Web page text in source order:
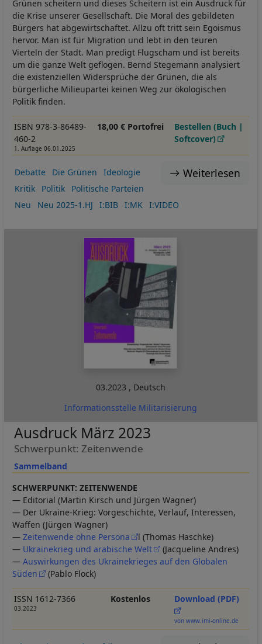
Grünen scheitern und dieses Scheitern ist ein Ausdruck für
die Krise unserer Gesellschaft. Die Moral des gebildeten
Bürgers hat abgewirtschaftet. Allzu oft tritt sein Egoismus
hervor. Man ist für Migration und lebt in den teuren
Vierteln der Stadt. Man predigt Flugscham und ist bereits
um die ganze Welt geflogen. Bernd Stegemann analysiert
die existenziellen Widersprüche der Grünen, die als
bürgerliche Milieupartei keinen Weg zur ökologischen
Politik finden.
ISBN 978-3-86489-
460-2
1. Auflage 06.01.2025
18,00 € Portofrei
Bestellen (Buch |
Softcover)
Weiterlesen
Debatte Die Grünen
Ideologie
Kritik
Politik
Politische Parteien
Neu
Neu 2025-1.HJ I:BIB I:MK I:VIDEO
03.2023 , Deutsch
Informationsstelle Militarisierung
Sammelband
Ausdruck März 2023
Schwerpunkt: Zeitenwende
SCHWERPUNKT: ZEITENWENDE
— Editorial (Martin Kirsch und Jürgen Wagner)
— Der Ukraine-Krieg: Vorgeschichte, Verlauf, Interessen,
Waffen (Jürgen Wagner)
— Zeitenwende ohne Persona
l (Thomas Haschke)
— Ukrainekrieg und arabische Welt
(Jacqueline Andres)
— Auswirkungen des Ukrainekrieges auf den Globalen
Süden
(Pablo Flock)
ISSN 1612-7366
03.2023
Kostenlos Download (PDF)
von www.imi-online.de